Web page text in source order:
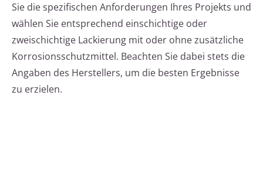
Sie die spezifischen Anforderungen Ihres Projekts und
wählen Sie entsprechend einschichtige oder
zweischichtige Lackierung mit oder ohne zusätzliche
Korrosionsschutzmittel. Beachten Sie dabei stets die
Angaben des Herstellers, um die besten Ergebnisse
zu erzielen.